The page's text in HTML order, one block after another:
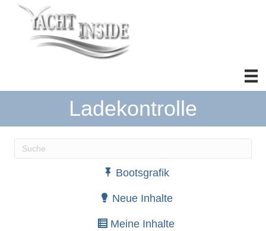
Ladekontrolle
Wenn die Ergebnisse der automatischen
Bootsgrafik
Neue Inhalte
Meine Inhalte